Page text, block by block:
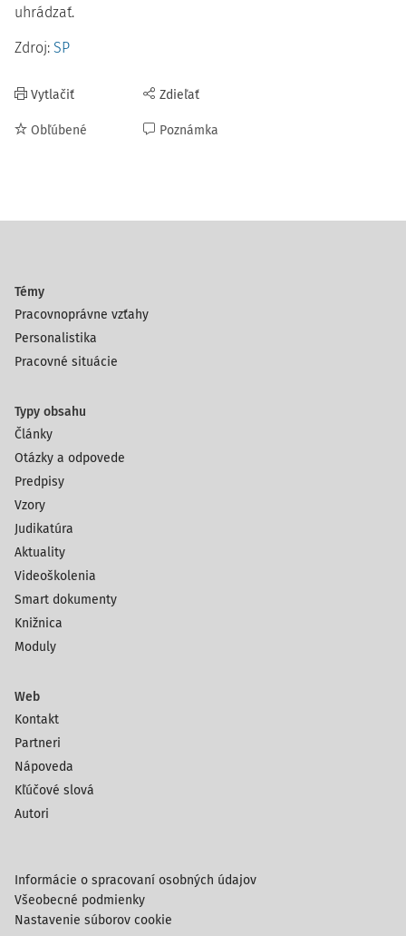
uhrádzať.
Zdroj: SP
Vytlačiť
Obľúbené
Zdieľať
Poznámka
Témy
Pracovnoprávne vzťahy
Personalistika
Pracovné situácie
Typy obsahu
Články
Otázky a odpovede
Predpisy
Vzory
Judikatúra
Aktuality
Videoškolenia
Smart dokumenty
Knižnica
Moduly
Web
Kontakt
Partneri
Nápoveda
Kľúčové slová
Autori
Informácie o spracovaní osobných údajov
Všeobecné podmienky
Nastavenie súborov cookie